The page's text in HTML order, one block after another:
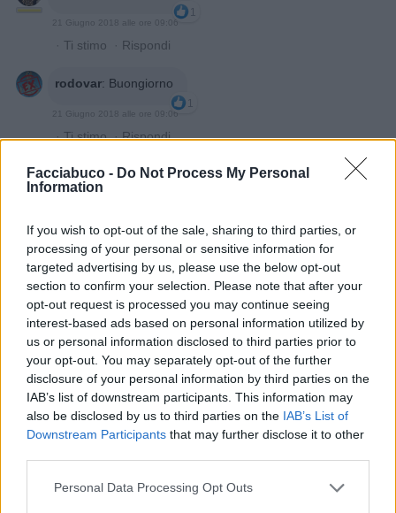
Facciabuco - Do Not Process My Personal
Information
If you wish to opt-out of the sale, sharing to third parties, or
processing of your personal or sensitive information for
targeted advertising by us, please use the below opt-out
section to confirm your selection. Please note that after your
opt-out request is processed you may continue seeing
interest-based ads based on personal information utilized by
us or personal information disclosed to third parties prior to
your opt-out. You may separately opt-out of the further
disclosure of your personal information by third parties on the
IAB’s list of downstream participants. This information may
also be disclosed by us to third parties on the IAB’s List of
Downstream Participants that may further disclose it to other
Personal Data Processing Opt Outs
1
21 Giugno 2018 alle ore 09:06
· Ti stimo · Rispondi
rodovar: Buongiorno
1
21 Giugno 2018 alle ore 09:06
·Ti stimo·Rispondi
Giuditta:Buongiorno
·Ti stimo· Rispondi
Mentally65:giorno
1
21 Giugno 2018 alle ore 09:16
·Ti stimo ·Rispondi
LaRegina:Buongiorno
1
21 Giugno 2018 alle ore 09:25
· Ti stimo · Rispondi